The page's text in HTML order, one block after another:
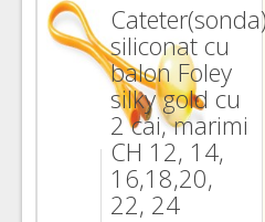
Cateter(sonda)
siliconat cu
balon Foley
silky gold cu
2 cai, marimi
CH 12, 14,
16,18,20,
22, 24